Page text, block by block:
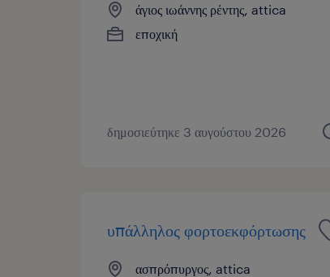
άγιος ιωάννης ρέντης, attica
εποχική
δημοσιεύτηκε 3 αυγούστου 2026
υπάλληλος φορτοεκφόρτωσης
ασπρόπυργος, attica